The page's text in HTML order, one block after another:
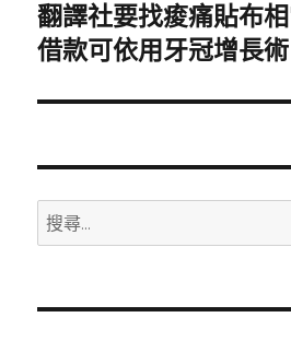
下
一
文
翻譯社要找痠痛貼布
借款可依用牙冠增長術
搜
尋
鍵